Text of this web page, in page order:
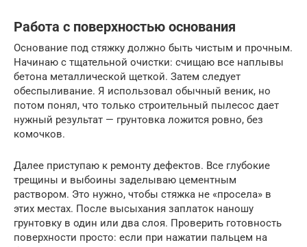
Работа с поверхностью основания
Основание под стяжку должно быть чистым и прочным.
Начинаю с тщательной очистки: счищаю все наплывы
бетона металлической щеткой. Затем следует
обеспыливание. Я использовал обычный веник, но
потом понял, что только строительный пылесос дает
нужный результат — грунтовка ложится ровно, без
комочков.
Далее приступаю к ремонту дефектов. Все глубокие
трещины и выбоины заделываю цементным
раствором. Это нужно, чтобы стяжка не «просела» в
этих местах. После высыхания заплаток наношу
грунтовку в один или два слоя. Проверить готовность
поверхности просто: если при нажатии пальцем на